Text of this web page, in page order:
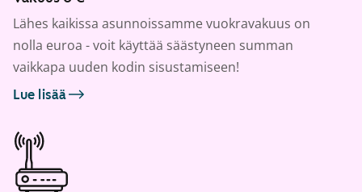
Lähes kaikissa asunnoissamme vuokravakuus on
nolla euroa - voit käyttää säästyneen summan
vaikkapa uuden kodin sisustamiseen!
Lue lisää